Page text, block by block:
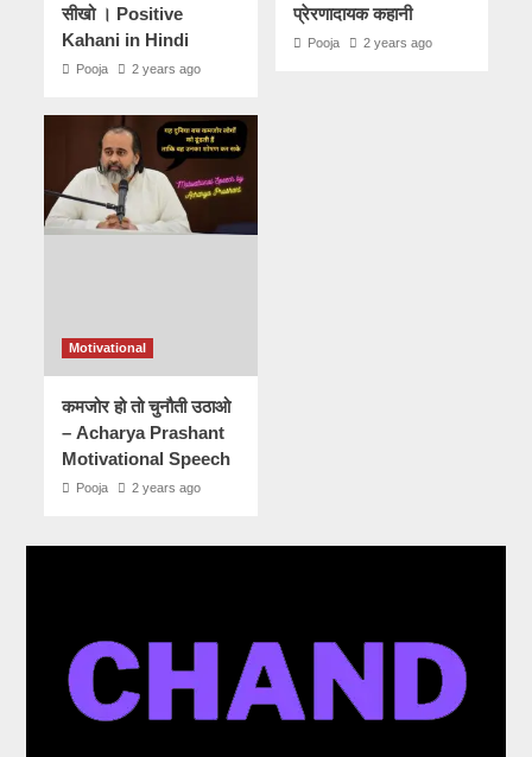
सीखो । Positive
Kahani in Hindi
Pooja 2 years ago
प्रेरणादायक कहानी
Pooja 2 years ago
Motivational
कमजोर हो तो चुनौती उठाओ
– Acharya Prashant
Motivational Speech
Pooja 2 years ago